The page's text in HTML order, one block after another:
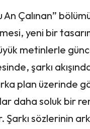
An Çalınan”
yeni bir
metinlerle
şarkı
plan üzerinde
daha soluk bir
Şarkı sözlerinin